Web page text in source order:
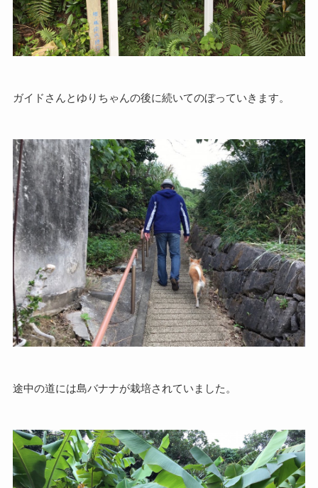
ガイドさんとゆりちゃんの後に続いてのぼっていきます。
途中の道には島バナナが栽培されていました。